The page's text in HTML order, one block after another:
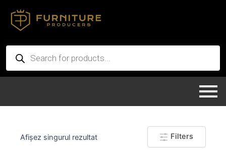
content
Products
search
Filters
Afișez singurul rezultat